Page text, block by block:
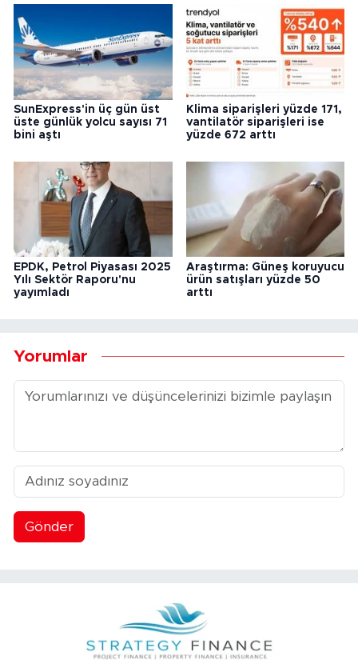
SunExpress'in üç gün üst
üste günlük yolcu sayısı 71
bini aştı
Klima siparişleri yüzde 171,
vantilatör siparişleri ise
yüzde 672 arttı
EPDK, Petrol Piyasası 2025
Yılı Sektör Raporu'nu
yayımladı
Araştırma: Güneş koruyucu
ürün satışları yüzde 50
arttı
Yorumlar
Gönder